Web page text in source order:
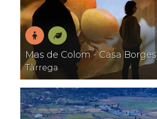
En
família
Natura
Mas de Colom - Casa Borges
Tàrrega